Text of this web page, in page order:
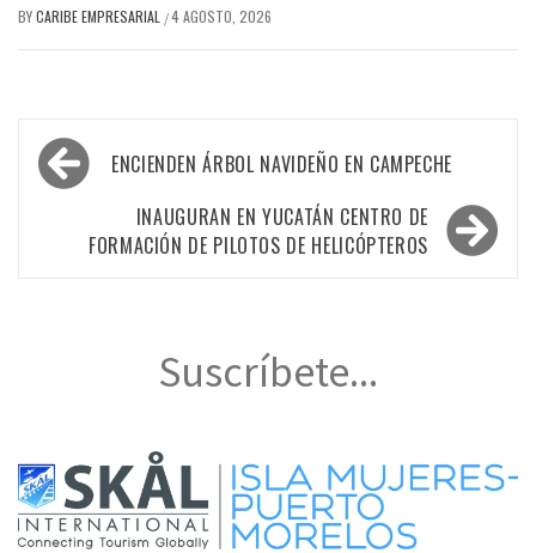
BYCARIBE EMPRESARIAL /4 AGOSTO, 2026
Navegación
de
entradas
ENCIENDEN ÁRBOL NAVIDEÑO EN CAMPECHE
INAUGURAN EN YUCATÁN CENTRO DE
FORMACIÓN DE PILOTOS DE HELICÓPTEROS
Suscríbete...